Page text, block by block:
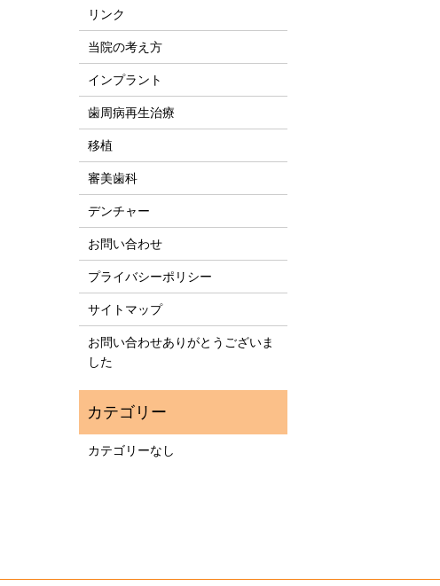
リンク
当院の考え方
インプラント
歯周病再生治療
移植
審美歯科
デンチャー
お問い合わせ
プライバシーポリシー
サイトマップ
お問い合わせありがとうございま
した
カテゴリーなし